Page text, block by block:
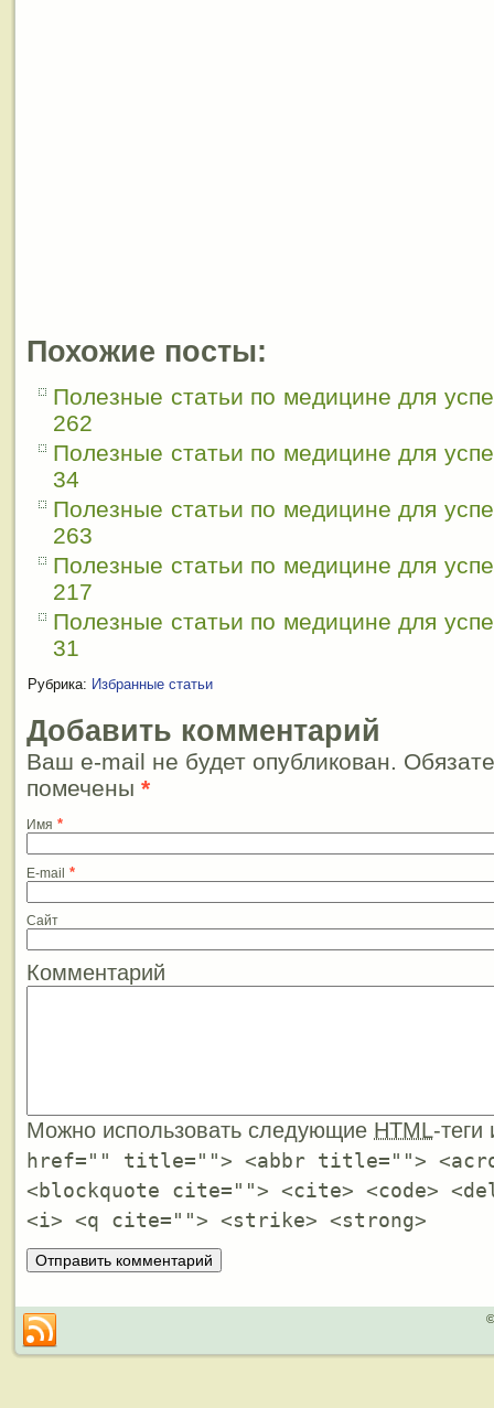
Похожие посты:
Полезные статьи по медицине для
262
Полезные статьи по медицине для
34
Полезные статьи по медицине для
263
Полезные статьи по медицине для
217
Полезные статьи по медицине для
31
Рубрика: Избранные статьи
Добавить комментарий
Ваш e-mail не будет опубликован.
помечены *
Имя *
E-mail *
Сайт
Комментарий
Можно использовать следующие HTML-
href="" title=""> <abbr title="">
<blockquote cite=""> <cite> <code>
<i> <q cite=""> <strike> <strong>